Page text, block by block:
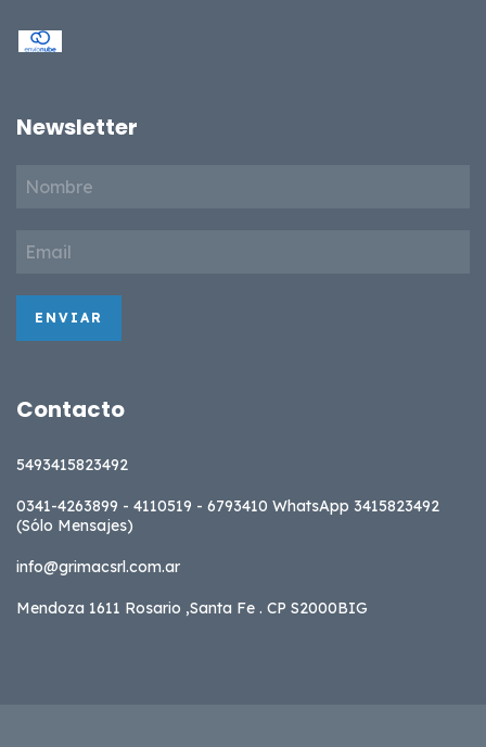
Newsletter
Contacto
5493415823492
0341-4263899 - 4110519 - 6793410 WhatsApp 3415823492
(Sólo Mensajes)
info@grimacsrl.com.ar
Mendoza 1611 Rosario ,Santa Fe . CP S2000BIG